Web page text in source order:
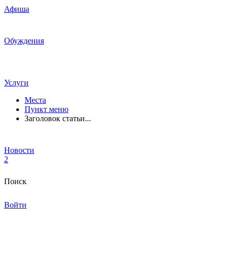
Афиша
Обуждения
Услуги
Места
Пункт меню
Заголовок статьи...
Новости
2
Поиск
Войти